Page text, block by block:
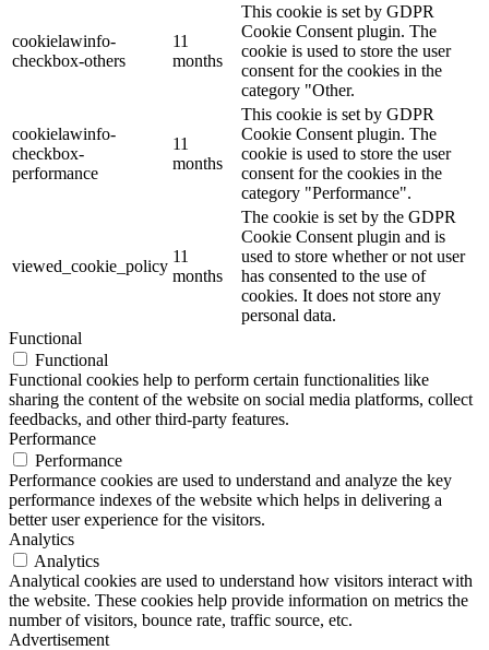
cookielawinfo-
checkbox-others
11
months
This cookie is set by GDPR
Cookie Consent plugin. The
cookie is used to store the user
consent for the cookies in the
category "Other.
cookielawinfo-
checkbox-
performance
11
months
This cookie is set by GDPR
Cookie Consent plugin. The
cookie is used to store the user
consent for the cookies in the
category "Performance".
viewed_cookie_policy
11
months
The cookie is set by the GDPR
Cookie Consent plugin and is
used to store whether or not user
has consented to the use of
cookies. It does not store any
personal data.
Functional
Functional
Functional cookies help to perform certain functionalities like
sharing the content of the website on social media platforms, collect
feedbacks, and other third-party features.
Performance
Performance
Performance cookies are used to understand and analyze the key
performance indexes of the website which helps in delivering a
better user experience for the visitors.
Analytics
Analytics
Analytical cookies are used to understand how visitors interact with
the website. These cookies help provide information on metrics the
number of visitors, bounce rate, traffic source, etc.
Advertisement